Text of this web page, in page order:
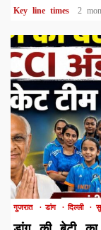
Key line times 2
1 min read
गुजरात डांग दिल्ली